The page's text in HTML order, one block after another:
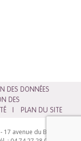
DES DONNÉES
DES
PLAN DU SITE
avenue du Bourg - BP